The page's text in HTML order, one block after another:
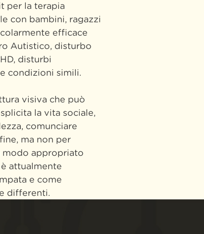
per la terapia
con bambini, ragazzi
efficace
Autistico, disturbo
disturbi
condizioni simili.
visiva che può
la vita sociale,
comunciare
ma non per
modo appropriato
attualmente
e come
differenti.